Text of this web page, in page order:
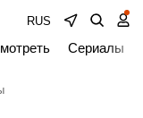
RUS
Сериалы